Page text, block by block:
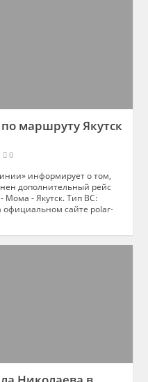
маршруту Якутск
0
информирует о том,
дополнительный рейс
Мома - Якутск. Тип ВС:
официальном сайте polar-